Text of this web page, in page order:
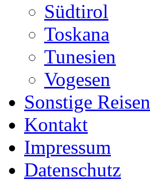
Südtirol
Toskana
Tunesien
Vogesen
Sonstige Reisen
Kontakt
Impressum
Datenschutz